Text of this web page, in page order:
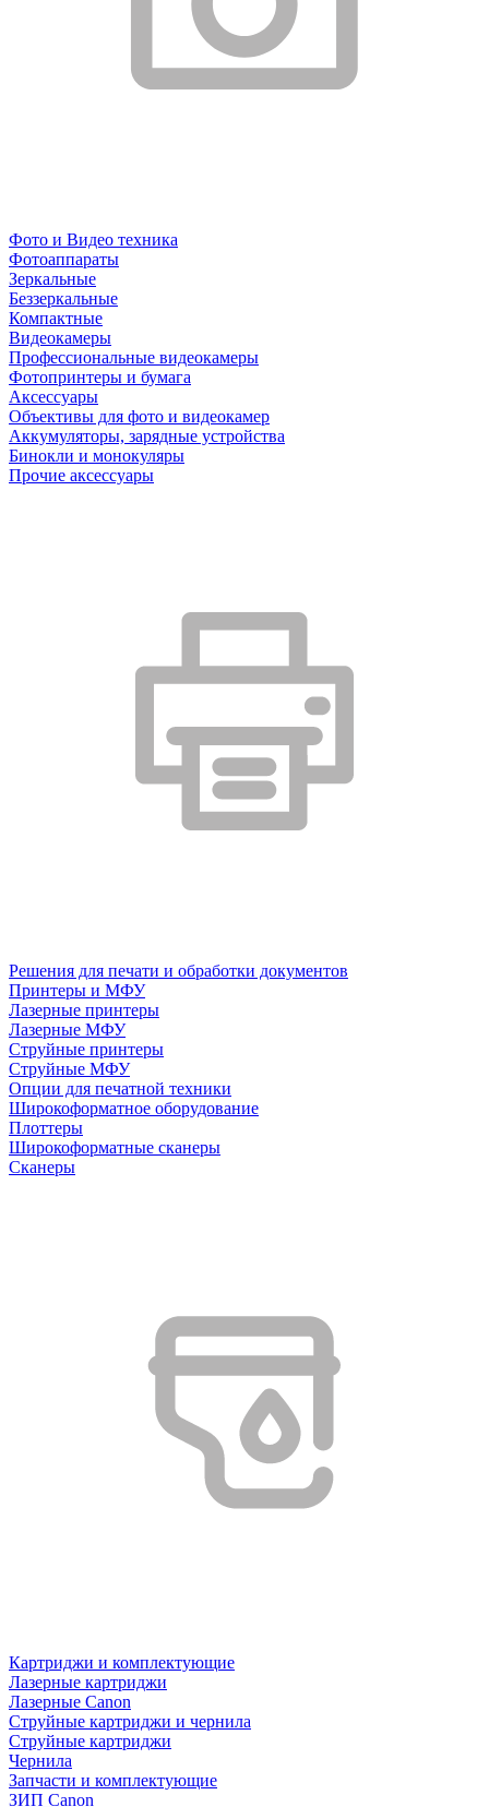
Фото и Видео техника
Фотоаппараты
Зеркальные
Беззеркальные
Компактные
Видеокамеры
Профессиональные видеокамеры
Фотопринтеры и бумага
Аксессуары
Объективы для фото и видеокамер
Аккумуляторы, зарядные устройства
Бинокли и монокуляры
Прочие аксессуары
Решения для печати и обработки документов
Принтеры и МФУ
Лазерные принтеры
Лазерные МФУ
Струйные принтеры
Струйные МФУ
Опции для печатной техники
Широкоформатное оборудование
Плоттеры
Широкоформатные сканеры
Сканеры
Картриджи и комплектующие
Лазерные картриджи
Лазерные Canon
Струйные картриджи и чернила
Струйные картриджи
Чернила
Запчасти и комплектующие
ЗИП Canon